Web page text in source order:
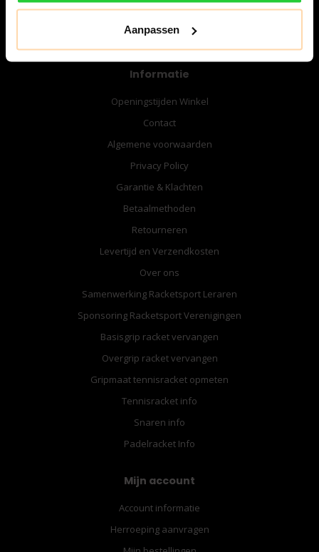
Aanpassen
Informatie
Openingstijden Winkel
Contact
Algemene voorwaarden
Privacy Policy
Garantie & Klachten
Betaalmethoden
Retourneren
Levertijd en Verzendkosten
Over ons
Samenwerking Racketsport Leraren
Sponsoring Racketsport Verenigingen
Basisgrip racket vervangen
Overgrip racket vervangen
Gripmaat tennisracket opmeten
Tennisracket info
Snaren info
Padelracket Info
Mijn account
Account informatie
Herroeping aanvragen